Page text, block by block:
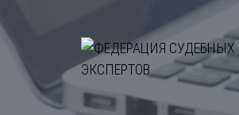
to
content